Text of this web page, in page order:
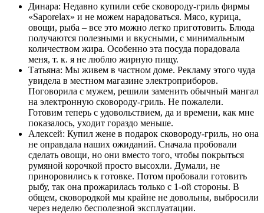
Динара: Недавно купили себе сковороду-гриль фирмы
«Saporelax» и не можем нарадоваться. Мясо, курица,
овощи, рыба – все это можно легко приготовить. Блюда
получаются полезными и вкусными, с минимальным
количеством жира. Особенно эта посуда порадовала
меня, т. к. я не люблю жирную пищу.
Татьяна: Мы живем в частном доме. Рекламу этого чуда
увидела в местном магазине электроприборов.
Поговорила с мужем, решили заменить обычный мангал
на электронную сковороду-гриль. Не пожалели.
Готовим теперь с удовольствием, да и времени, как мне
показалось, уходит гораздо меньше.
Алексей: Купил жене в подарок сковороду-гриль, но она
не оправдала наших ожиданий. Сначала пробовали
сделать овощи, но они вместо того, чтобы покрыться
румяной корочкой просто высохли. Думали, не
приноровились к готовке. Потом пробовали готовить
рыбу, так она прожарилась только с 1-ой стороны. В
общем, сковородкой мы крайне не довольны, выбросили
через неделю бесполезной эксплуатации.